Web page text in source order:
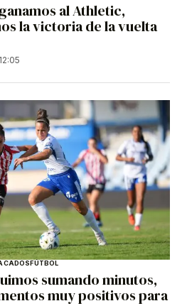
al Athletic,
la victoria de la vuelta
FÚTBOL
sumando minutos,
muy positivos para